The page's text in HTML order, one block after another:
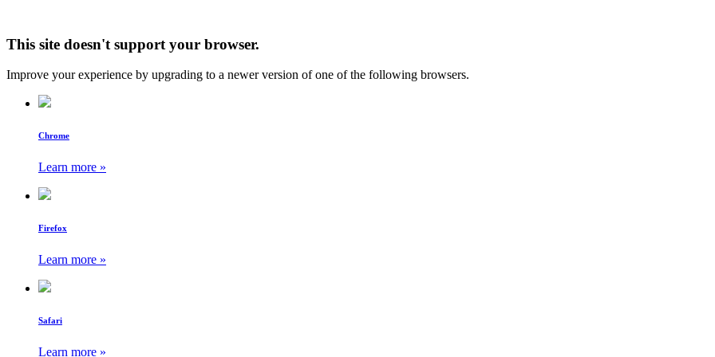
This site doesn't support your browser.
Improve your experience by upgrading to a newer version of one of the following browsers.
Chrome
Learn more »
Firefox
Learn more »
Safari
Learn more »